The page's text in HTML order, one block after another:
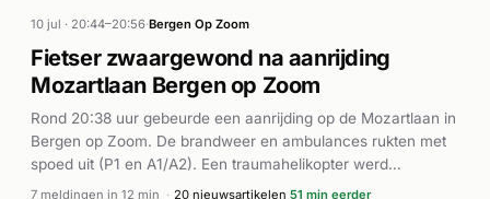
10 jul · 20:44–20:56·Bergen Op Zoom
Fietser zwaargewond na aanrijding
Mozartlaan Bergen op Zoom
Rond 20:38 uur gebeurde een aanrijding op de Mozartlaan in
Bergen op Zoom. De brandweer en ambulances rukten met
spoed uit (P1 en A1/A2). Een traumahelikopter werd
ingeschakeld en arriveerde ter plaatse. Volgens meerdere
7 meldingen in 12 min · 20 nieuwsartikelen 51 min eerder